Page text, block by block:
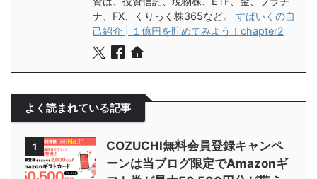
ナ、FX、くりっく株365など。 すぱいくの自
己紹介 | １億円を貯めてみよう！chapter2
よく読まれている記事
1
COZUCHI無料会員登録キャンペ
ーンは当ブログ限定でAmazonギ